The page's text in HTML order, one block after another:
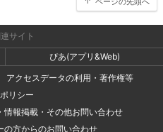
サイト
ぴあ(アプリ&Web)
アクセスデータの利用・著作権等
リシー
情報掲載・その他お問い合わせ
の方からのお問い合わせ